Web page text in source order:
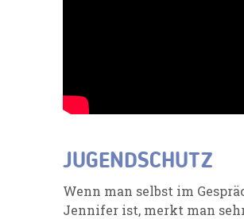
JUGENDSCHUTZ
Wenn man selbst im
Jennifer ist, merkt man